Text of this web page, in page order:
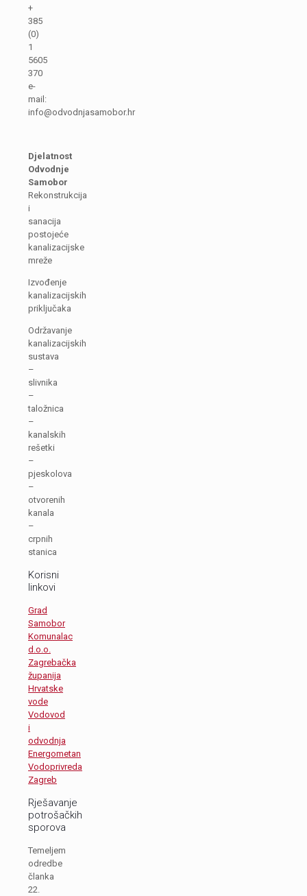
+
385
(0)
1
5605
370
e-
mail:
info@odvodnjasamobor.hr
Djelatnost
Odvodnje
Samobor
Rekonstrukcija
i
sanacija
postojeće
kanalizacijske
mreže
Izvođenje
kanalizacijskih
priključaka
Održavanje
kanalizacijskih
sustava
–
slivnika
–
taložnica
–
kanalskih
rešetki
–
pjeskolova
–
otvorenih
kanala
–
crpnih
stanica
Korisni
linkovi
Grad
Samobor
Komunalac
d.o.o.
Zagrebačka
županija
Hrvatske
vode
Vodovod
i
odvodnja
Energometan
Vodoprivreda
Zagreb
Rješavanje
potrošačkih
sporova
Temeljem
odredbe
članka
22.